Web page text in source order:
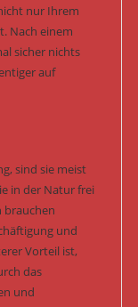
nur Ihrem
Nach einem
sicher nichts
auf
sind sie meist
in der Natur frei
brauchen
und
Vorteil ist,
das
und